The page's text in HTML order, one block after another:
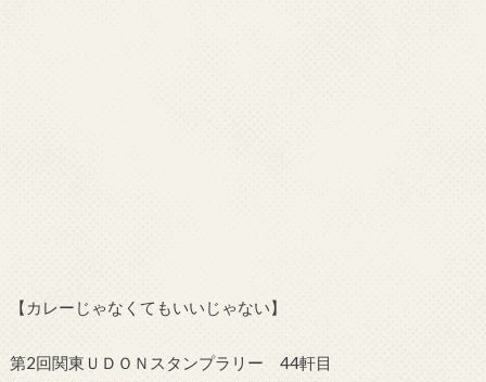
【カレーじゃなくてもいいじゃない】
第2回関東ＵＤＯＮスタンプラリー 44軒目